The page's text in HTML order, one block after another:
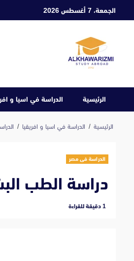
الجمعة، 7 أغسطس 2026
الرئيسية الدراسة في اسيا و
الرئيسية الدراسة في اسيا و افريقيا
الدراسة فى مصر
دراسة الطب
‫1 دقيقة للقراءة